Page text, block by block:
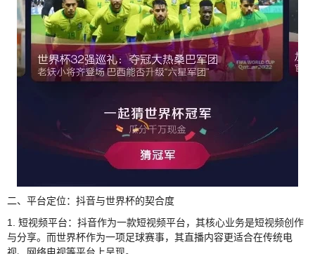
二、平台定位：抖音与世界杯的契合度
1. 短视频平台：抖音作为一款短视频平台，其核心业务是短视频创作
与分享。而世界杯作为一项足球赛事，其直播内容更适合在传统电
视、网络电视等平台上呈现。